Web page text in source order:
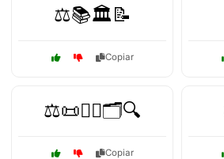
⚖️📚🏛️📝
Copiar
⚖️📜👩‍⚖️🗂️🔍
Copiar